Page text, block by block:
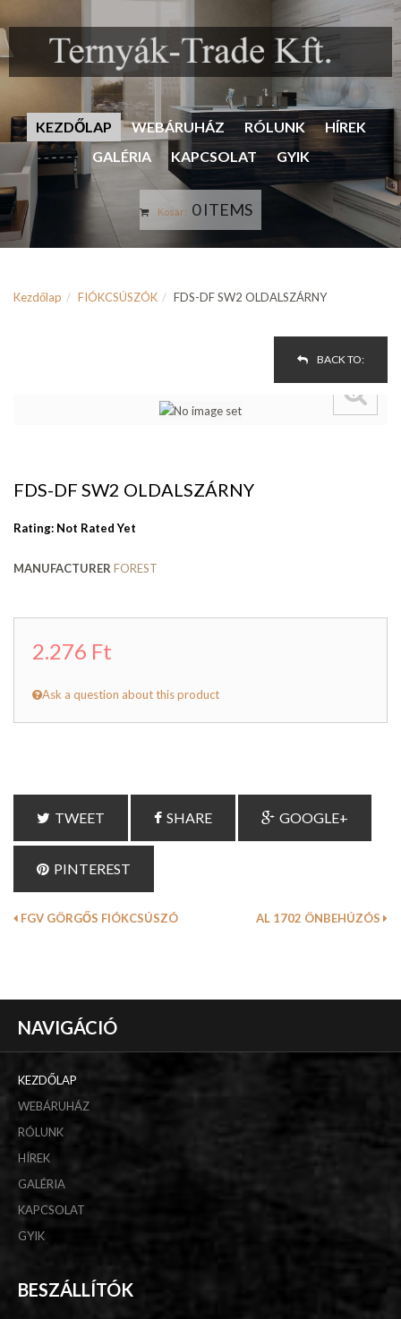
KEZDŐLAP WEBÁRUHÁZ RÓLUNK
HÍREK
GALÉRIA
KAPCSOLAT GYIK
Kosár: 0 ITEMS
Kezdőlap FIÓKCSÚSZÓK FDS-DF SW2 OLDALSZÁRNY
BACK TO:
FDS-DF SW2 OLDALSZÁRNY
Rating: Not Rated Yet
MANUFACTURER FOREST
2.276 Ft
Ask a question about this product
TWEET SHARE GOOGLE+
PINTEREST
FGV GÖRGŐS FIÓKCSÚSZÓ AL 1702 ÖNBEHÚZÓS
NAVIGÁCIÓ
KEZDŐLAP
WEBÁRUHÁZ
RÓLUNK
HÍREK
GALÉRIA
KAPCSOLAT
GYIK
BESZÁLLÍTÓK